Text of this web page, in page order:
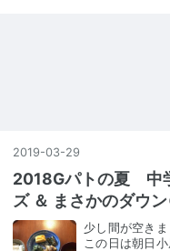
2019-03-29
2018Gパトの夏 中
ズ ＆ まさかのダウ
少し間が空き
この日は朝日